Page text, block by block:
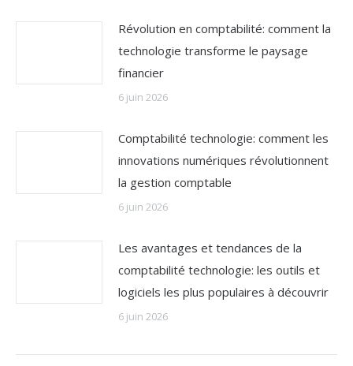
Révolution en comptabilité: comment la
technologie transforme le paysage
financier
6 juin 2026
Comptabilité technologie: comment les
innovations numériques révolutionnent
la gestion comptable
6 juin 2026
Les avantages et tendances de la
comptabilité technologie: les outils et
logiciels les plus populaires à découvrir
6 juin 2026